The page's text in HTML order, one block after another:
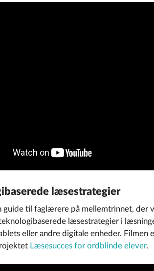
læsestrategier
guide til faglærere på mellemtrinnet, der
læsestrategier i
eller andre digitale enheder. Filmen
Læsesucces for ordblinde elever.